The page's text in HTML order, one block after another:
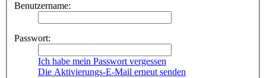
Benutzername:
Passwort:
Ich habe mein Passwort vergessen
Die Aktivierungs-E-Mail erneut senden